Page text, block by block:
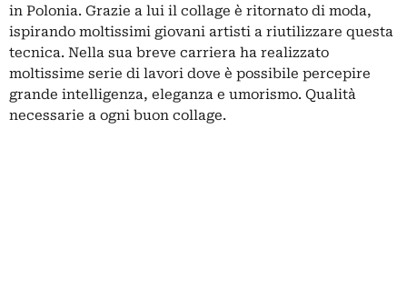
in Polonia. Grazie a lui il collage è ritornato di moda,
ispirando moltissimi giovani artisti a riutilizzare questa
tecnica. Nella sua breve carriera ha realizzato
moltissime serie di lavori dove è possibile percepire
grande intelligenza, eleganza e umorismo. Qualità
necessarie a ogni buon collage.